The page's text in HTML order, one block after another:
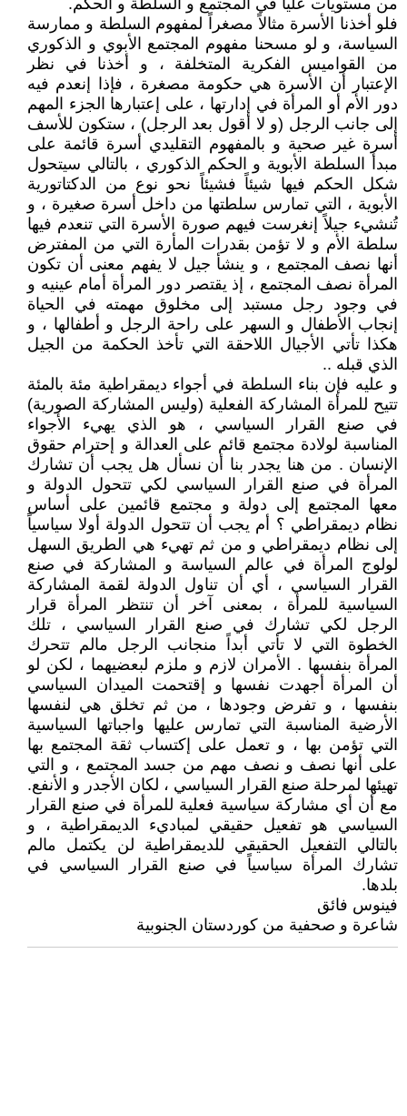
من مستويات عليا في المجتمع و السلطة و الحكم.
فلو أخذنا الأسرة مثالاً مصغراً لمفهوم السلطة و ممارسة
السياسة، و لو مسحنا مفهوم المجتمع الأبوي و الذكوري
من القواميس الفكرية المتخلفة ، و أخذنا في نظر
الإعتبار أن الأسرة هي حكومة مصغرة ، فإذا إنعدم فيه
دور الأم أو المرأة في إدارتها ، على إعتبارها الجزء المهم
إلى جانب الرجل (و لا أقول بعد الرجل) ، ستكون للأسف
أسرة غير صحية و بالمفهوم التقليدي أسرة قائمة على
مبدأ السلطة الأبوية و الحكم الذكوري ، بالتالي سيتحول
شكل الحكم فيها شيئاً فشيئاً نحو نوع من الدكتاتورية
الأبوية ، التي تمارس سلطتها من داخل أسرة صغيرة ، و
تُنشيء جيلاً إنغرست فيهم صورة الأسرة التي تنعدم فيها
سلطة الأم و لا تؤمن بقدرات المأرة التي من المفترض
أنها نصف المجتمع ، و ينشأ جيل لا يفهم معنى أن تكون
المرأة نصف المجتمع ، إذ يقتصر دور المرأة أمام عينيه و
في وجود رجل مستبد إلى مخلوق مهمته في الحياة
إنجاب الأطفال و السهر على راحة الرجل و أطفالها ، و
هكذا تأتي الأجيال اللاحقة التي تأخذ الحكمة من الجيل
الذي قبله ..
و عليه فإن بناء السلطة في أجواء ديمقراطية مئة بالمئة
تتيح للمرأة المشاركة الفعلية (وليس المشاركة الصورية)
في صنع القرار السياسي ، هو الذي يهيء الأجواء
المناسبة لولادة مجتمع قائم على العدالة و إحترام حقوق
الإنسان . من هنا يجدر بنا أن نسأل هل يجب أن تشارك
المرأة في صنع القرار السياسي لكي تتحول الدولة و
معها المجتمع إلى دولة و مجتمع قائمين على أساس
نظام ديمقراطي ؟ أم يجب أن تتحول الدولة أولا سياسياً
إلى نظام ديمقراطي و من ثم تهيء هي الطريق السهل
لولوج المرأة في عالم السياسة و المشاركة في صنع
القرار السياسي ، أي أن تناول الدولة لقمة المشاركة
السياسية للمرأة ، بمعنى آخر أن تنتظر المرأة قرار
الرجل لكي تشارك في صنع القرار السياسي ، تلك
الخطوة التي لا تأتي أبداً منجانب الرجل مالم تتحرك
المرأة بنفسها . الأمران لازم و ملزم لبعضيهما ، لكن لو
أن المرأة أجهدت نفسها و إقتحمت الميدان السياسي
بنفسها ، و تفرض وجودها ، من ثم تخلق هي لنفسها
الأرضية المناسبة التي تمارس عليها واجباتها السياسية
التي تؤمن بها ، و تعمل على إكتساب ثقة المجتمع بها
على أنها نصف و نصف مهم من جسد المجتمع ، و التي
تهيئها لمرحلة صنع القرار السياسي ، لكان الأجدر و الأنفع.
مع أن أي مشاركة سياسية فعلية للمرأة في صنع القرار
السياسي هو تفعيل حقيقي لمباديء الديمقراطية ، و
بالتالي التفعيل الحقيقي للديمقراطية لن يكتمل مالم
تشارك المرأة سياسياً في صنع القرار السياسي في
بلدها.
فينوس فائق
شاعرة و صحفية من كوردستان الجنوبية